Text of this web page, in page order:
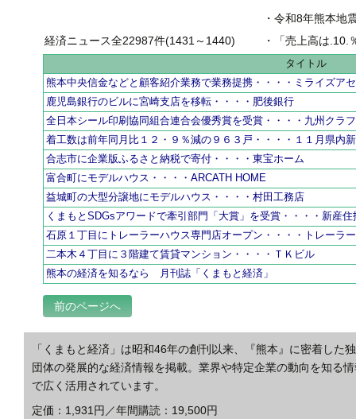
・令和8年熊本地
・
「売上高は.10.％増の
経済ニュース全22987件(1431～1440)
タイトル
熊本中央信金などと顧客紹介業務で業務提携・・・・ミライズア
鹿児島銀行のビルに宮崎支店を移転・・・・肥後銀行
全日本シール印刷協同組合連合会優秀賞を受賞・・・・九州クラ
着工数は前年同月比１２・９％減の９６３戸・・・・１１月県内
合志市に企業版ふるさと納税で寄付・・・・東宝ホーム
富合町にモデルハウス・・・・ARCATH HOME
益城町の大型分譲地にモデルハウス・・・・村田工務店
くまもとSDGsアワードで牽引部門「大賞」を受賞・・・・新産住
石原１丁目にトレーラーハウス専門店オープン・・・・トレーラ
二本木４丁目に３階建て賃貸マンション・・・・ＴＫビル
熊本の経済を知るなら 月刊誌「くまもと経済」
前のページへ
「くまもと経済」は昭和46年の創刊以来、『熊本』に密着し
団体の発展的な経済情報を掲載。業界や特定企業の動向を知る
で広く活用されています。
定価：1,931円／年間購読：19,500円